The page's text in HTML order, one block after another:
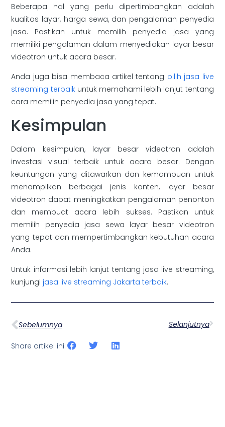
Beberapa hal yang perlu dipertimbangkan adalah
kualitas layar, harga sewa, dan pengalaman penyedia
jasa. Pastikan untuk memilih penyedia jasa yang
memiliki pengalaman dalam menyediakan layar besar
videotron untuk acara besar.
Anda juga bisa membaca artikel tentang pilih jasa live
streaming terbaikuntuk memahami lebih lanjut tentang
cara memilih penyedia jasa yang tepat.
Kesimpulan
Dalam kesimpulan, layar besar videotron adalah
investasi visual terbaik untuk acara besar. Dengan
keuntungan yang ditawarkan dan kemampuan untuk
menampilkan berbagai jenis konten, layar besar
videotron dapat meningkatkan pengalaman penonton
dan membuat acara lebih sukses. Pastikan untuk
memilih penyedia jasa sewa layar besar videotron
yang tepat dan mempertimbangkan kebutuhan acara
Anda.
Untuk informasi lebih lanjut tentang jasa live streaming,
kunjungi jasa live streaming Jakarta terbaik.
Sebelumnya Selanjutnya
Share artikel ini: